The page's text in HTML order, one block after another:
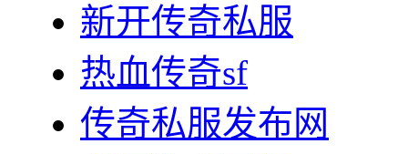
新开传奇私服
热血传奇sf
传奇私服发布网